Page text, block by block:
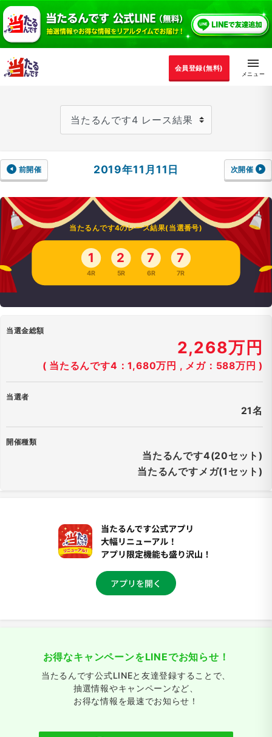
会員登録(無料)
前開催 2019年11月11日 次開催
当たるんです4のレース結果(当選番号)
1
4R
2
5R
7
6R
7
7R
当選金総額
2,268万円
( 当たるんです4：1,680万円 , メガ：588万円 )
当選者
21名
開催種類
当たるんです4(20セット)
当たるんですメガ(1セット)
お得なキャンペーンをLINEでお知らせ！
当たるんです公式LINEと友達登録することで、
抽選情報やキャンペーンなど、
お得な情報を最速でお知らせ！